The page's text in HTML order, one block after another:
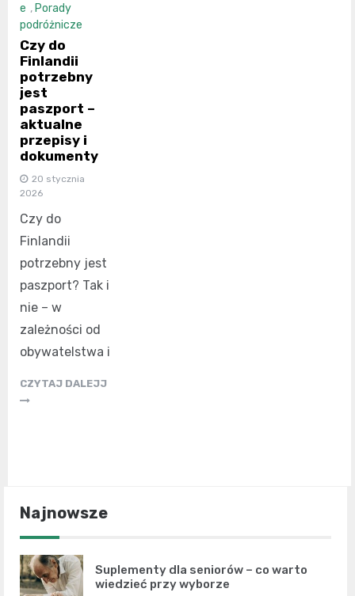
e , Porady
podróżnicze
Czy do
Finlandii
potrzebny
jest
paszport –
aktualne
przepisy i
dokumenty
20 stycznia
2026
Czy do
Finlandii
potrzebny jest
paszport? Tak i
nie – w
zależności od
obywatelstwa i
CZYTAJ DALEJJ
Najnowsze
Suplementy dla seniorów – co warto
wiedzieć przy wyborze